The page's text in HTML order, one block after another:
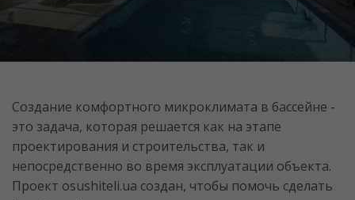
Создание комфортного микроклимата в бассейне -
это задача, которая решается как на этапе
проектирования и строительства, так и
непосредственно во время эксплуатации объекта.
Проект osushiteli.ua создан, чтобы помочь сделать